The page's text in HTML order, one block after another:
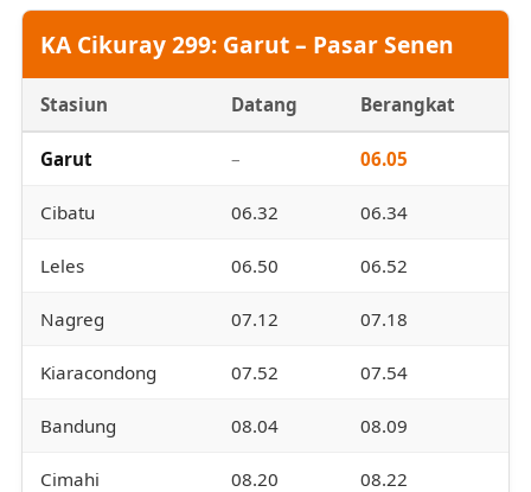
KA Cikuray 299: Garut – Pasar Senen
Stasiun Datang Berangkat
Garut – 06.05
Cibatu 06.32 06.34
Leles 06.50 06.52
Nagreg 07.12 07.18
Kiaracondong 07.52 07.54
Bandung 08.04 08.09
Cimahi 08.20 08.22